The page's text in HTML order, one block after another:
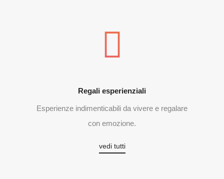
Regali esperienziali
Esperienze indimenticabili da vivere e regalare
con emozione.
vedi tutti